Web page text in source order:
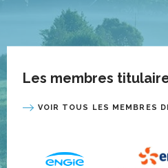
Les membres
VOIR TOUS LES MEMBRES